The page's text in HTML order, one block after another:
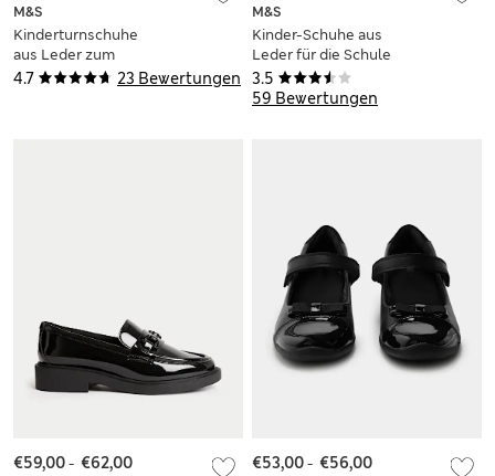
4.7 23 Bewertungen
M&S
Kinderturnschuhe
aus Leder zum
Schnüren für die
3.5
59 Bewertungen
M&S
Kinder-Schuhe aus
Leder für die Schule
(25,5–34,5)
€59,00- €62,00 €53,00- €56,00